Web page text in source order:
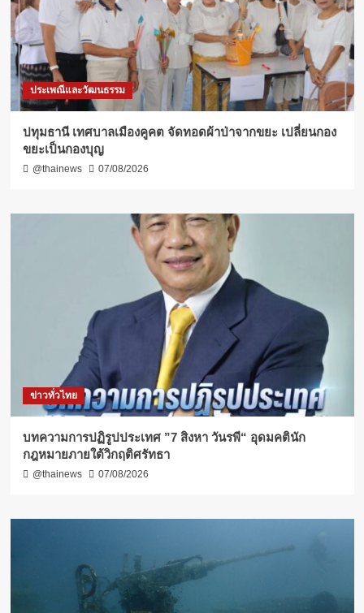
ประเพณีและวัฒนธรรม
ปทุมธานี เทศบาลเมืองคูคต จัดทอดผ้าป่าจากขยะ เปลี่ยนกอง
ขยะเป็นกองบุญ
@thainews 07/08/2026
ข่าวทั่วไทย
บทความการปฏิรูปประเทศ ”7 สิงหา วันรพี“ อุดมคตินัก
กฎหมายภายใต้วิกฤติศรัทธา
@thainews 07/08/2026